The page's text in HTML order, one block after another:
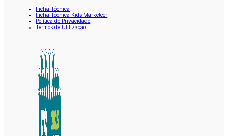
Ficha Técnica
Ficha Técnica Kids Marketeer
Política de Privacidade
Termos de Utilização